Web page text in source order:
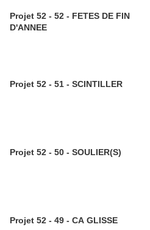
Projet 52 - 52 - FETES DE FIN
D'ANNEE
Projet 52 - 51 - SCINTILLER
Projet 52 - 50 - SOULIER(S)
Projet 52 - 49 - CA GLISSE